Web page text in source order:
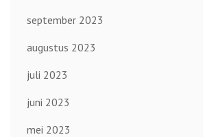
september 2023
augustus 2023
juli 2023
juni 2023
mei 2023